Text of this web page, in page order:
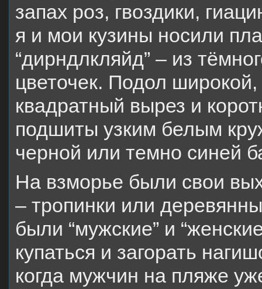
запах роз, гвоздики,
я и мои кузины носили
“дирндлкляйд” – из
цветочек. Подол
квадратный вырез и
подшиты узким белым
черной или темно синей
На взморье были свои
– тропинки или
были “мужские” и
купаться и загорать
когда мужчин на пляже